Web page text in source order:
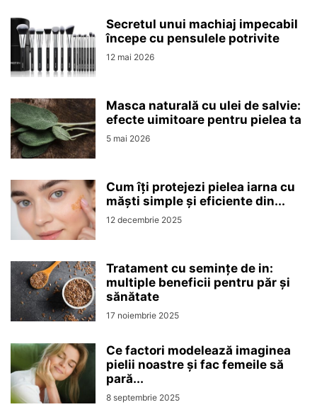
Secretul unui machiaj impecabil
începe cu pensulele potrivite
12 mai 2026
Masca naturală cu ulei de salvie:
efecte uimitoare pentru pielea ta
5 mai 2026
Cum îți protejezi pielea iarna cu
măști simple și eficiente din...
12 decembrie 2025
Tratament cu semințe de in:
multiple beneficii pentru păr și
sănătate
17 noiembrie 2025
Ce factori modelează imaginea
pielii noastre și fac femeile să
pară...
8 septembrie 2025